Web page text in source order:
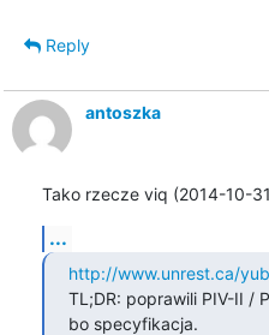
Reply
antoszka
Tako rzecze viq (2014-10-
...
http://www.unrest.ca/
TL;DR: poprawili PIV-II /
bo specyfikacja.